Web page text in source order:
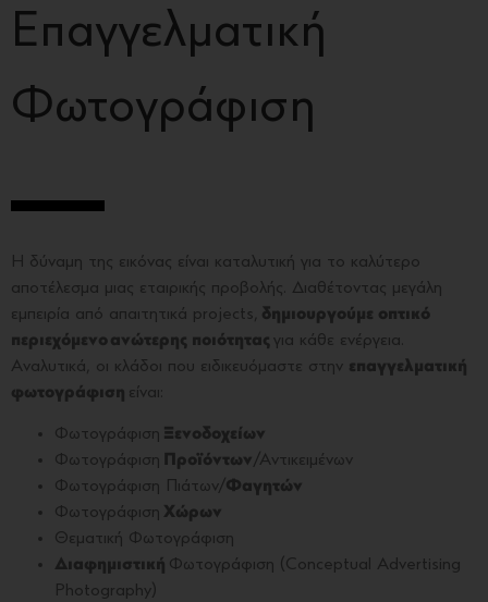
Επαγγελματική
Φωτογράφιση
Η δύναμη της εικόνας είναι καταλυτική για το καλύτερο
αποτέλεσμα μιας εταιρικής προβολής. Διαθέτοντας μεγάλη
εμπειρία από απαιτητικά projects, δημιουργούμε οπτικό
περιεχόμενο ανώτερης ποιότητας για κάθε ενέργεια.
Αναλυτικά, οι κλάδοι που ειδικευόμαστε στην επαγγελματική
φωτογράφιση είναι:
Φωτογράφιση Ξενοδοχείων
Φωτογράφιση Προϊόντων/Αντικειμένων
Φωτογράφιση Πιάτων/Φαγητών
Φωτογράφιση Χώρων
Θεματική Φωτογράφιση
Διαφημιστική Φωτογράφιση (Conceptual Advertising
Photography)